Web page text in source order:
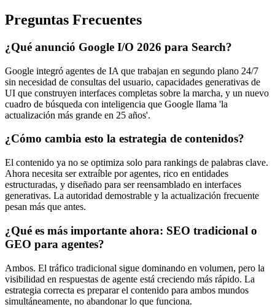
Preguntas Frecuentes
¿Qué anunció Google I/O 2026 para Search?
Google integró agentes de IA que trabajan en segundo plano 24/7
sin necesidad de consultas del usuario, capacidades generativas de
UI que construyen interfaces completas sobre la marcha, y un nuevo
cuadro de búsqueda con inteligencia que Google llama 'la
actualización más grande en 25 años'.
¿Cómo cambia esto la estrategia de contenidos?
El contenido ya no se optimiza solo para rankings de palabras clave.
Ahora necesita ser extraíble por agentes, rico en entidades
estructuradas, y diseñado para ser reensamblado en interfaces
generativas. La autoridad demostrable y la actualización frecuente
pesan más que antes.
¿Qué es más importante ahora: SEO tradicional o
GEO para agentes?
Ambos. El tráfico tradicional sigue dominando en volumen, pero la
visibilidad en respuestas de agente está creciendo más rápido. La
estrategia correcta es preparar el contenido para ambos mundos
simultáneamente, no abandonar lo que funciona.